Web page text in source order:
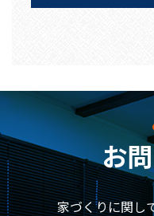
お
家づくりに関し